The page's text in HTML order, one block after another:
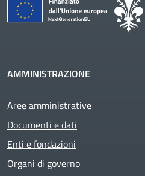
AMMINISTRAZIONE
Aree amministrative
Documenti e dati
Enti e fondazioni
Organi di governo